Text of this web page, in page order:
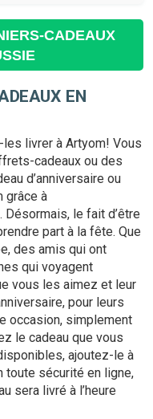
CADEAUX
EN
livrer à Artyom! Vous
cadeaux ou des
d’anniversaire ou
grâce à
. Désormais, le fait d’être
part à la fête. Que
des amis qui ont
qui voyagent
vous les aimez et leur
pour leurs
occasion, simplement
le cadeau que vous
ajoutez-le à
toute sécurité en ligne,
sera livré à l’heure